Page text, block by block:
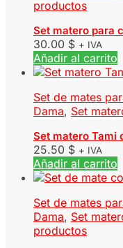
productos
Set matero para
30.00 $ + IVA
Añadir al carrito
Set de mates
Dama, Set
Set matero Tami
25.50 $ + IVA
Añadir al carrito
Set de mates
Dama, Set
productos